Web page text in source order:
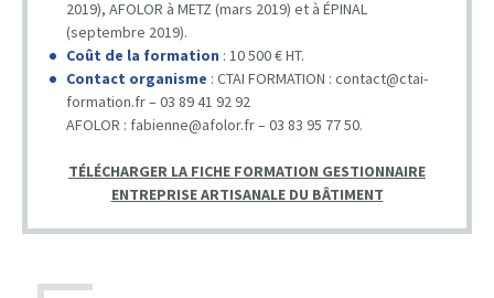
2019), AFOLOR à METZ (mars 2019) et à ÉPINAL
(septembre 2019).
Coût de la formation : 10 500 € HT.
Contact organisme : CTAI FORMATION : contact@ctai-
formation.fr – 03 89 41 92 92
AFOLOR : fabienne@afolor.fr – 03 83 95 77 50.
TÉLÉCHARGER LA FICHE FORMATION GESTIONNAIRE
ENTREPRISE ARTISANALE DU BÂTIMENT